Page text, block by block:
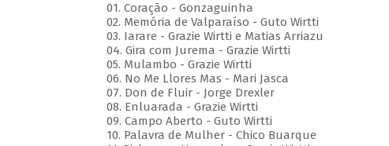
01. Coração - Gonzaguinha
02. Memória de Valparaíso - Guto Wirtti
03. Iarare - Grazie Wirtti e Matias Arriazu
04. Gira com Jurema - Grazie Wirtti
05. Mulambo - Grazie Wirtti
06. No Me Llores Mas - Mari Jasca
07. Don de Fluir - Jorge Drexler
08. Enluarada - Grazie Wirtti
09. Campo Aberto - Guto Wirtti
10. Palavra de Mulher - Chico Buarque